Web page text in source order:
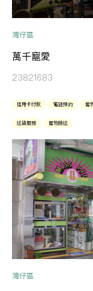
灣仔區
萬千寵愛
23821683
信用卡付款 電話預約 寵
送貨服務 寵物接送
灣仔區